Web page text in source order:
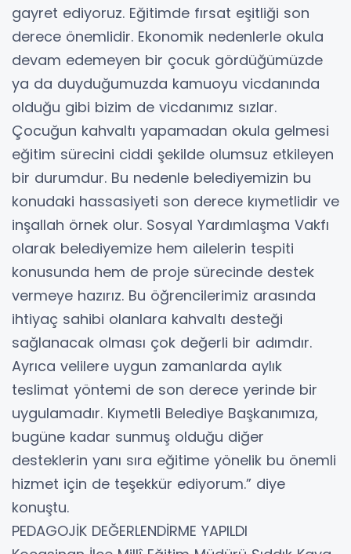
gayret ediyoruz. Eğitimde fırsat eşitliği son
derece önemlidir. Ekonomik nedenlerle okula
devam edemeyen bir çocuk gördüğümüzde
ya da duyduğumuzda kamuoyu vicdanında
olduğu gibi bizim de vicdanımız sızlar.
Çocuğun kahvaltı yapamadan okula gelmesi
eğitim sürecini ciddi şekilde olumsuz etkileyen
bir durumdur. Bu nedenle belediyemizin bu
konudaki hassasiyeti son derece kıymetlidir ve
inşallah örnek olur. Sosyal Yardımlaşma Vakfı
olarak belediyemize hem ailelerin tespiti
konusunda hem de proje sürecinde destek
vermeye hazırız. Bu öğrencilerimiz arasında
ihtiyaç sahibi olanlara kahvaltı desteği
sağlanacak olması çok değerli bir adımdır.
Ayrıca velilere uygun zamanlarda aylık
teslimat yöntemi de son derece yerinde bir
uygulamadır. Kıymetli Belediye Başkanımıza,
bugüne kadar sunmuş olduğu diğer
desteklerin yanı sıra eğitime yönelik bu önemli
hizmet için de teşekkür ediyorum.” diye
konuştu.
PEDAGOJİK DEĞERLENDİRME YAPILDI